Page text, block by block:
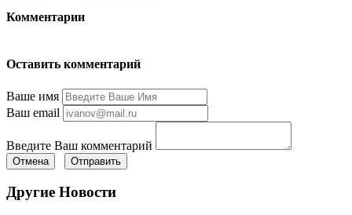
Комментарии
Оставить комментарий
Ваше имя
Ваш email
Введите Ваш комментарий
Отмена Отправить
Другие Новости